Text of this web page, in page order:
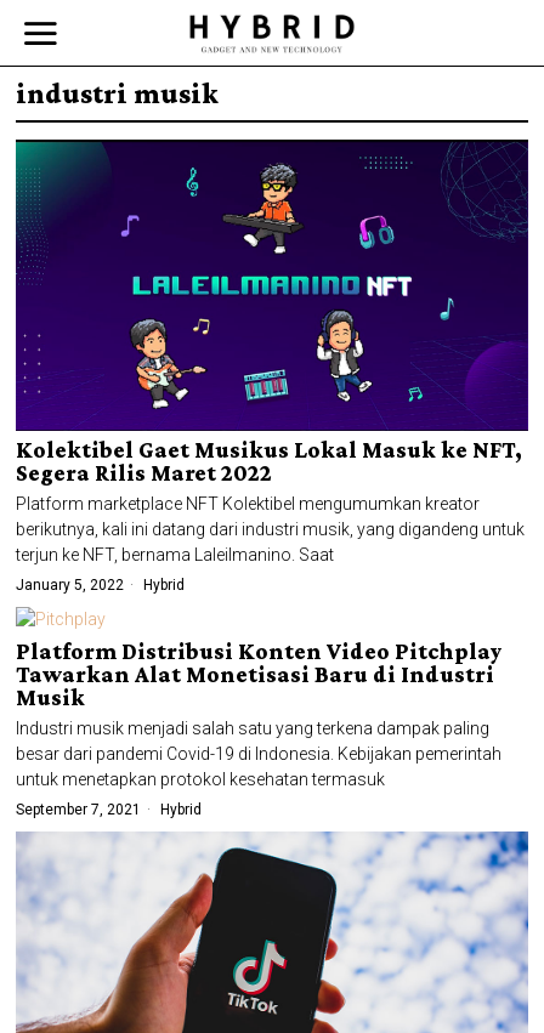
industri musik
Kolektibel Gaet Musikus Lokal Masuk ke NFT,
Segera Rilis Maret 2022
Platform marketplace NFT Kolektibel mengumumkan kreator
berikutnya, kali ini datang dari industri musik, yang digandeng untuk
terjun ke NFT, bernama Laleilmanino. Saat
January 5, 2022 Hybrid
Platform Distribusi Konten Video Pitchplay
Tawarkan Alat Monetisasi Baru di Industri
Musik
Industri musik menjadi salah satu yang terkena dampak paling
besar dari pandemi Covid-19 di Indonesia. Kebijakan pemerintah
untuk menetapkan protokol kesehatan termasuk
September 7, 2021 Hybrid